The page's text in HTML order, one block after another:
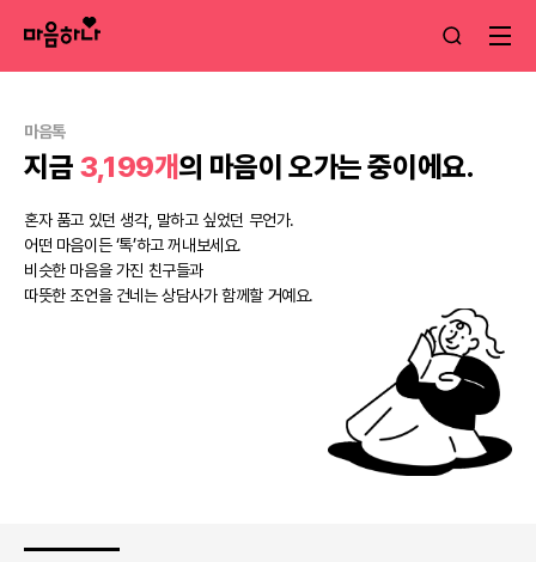
마음톡
지금 3,199개의 마음이 오가는 중이에요.
혼자 품고 있던 생각, 말하고 싶었던 무언가.
어떤 마음이든 ‘톡’하고 꺼내보세요.
비슷한 마음을 가진 친구들과
따뜻한 조언을 건네는 상담사가 함께할 거예요.